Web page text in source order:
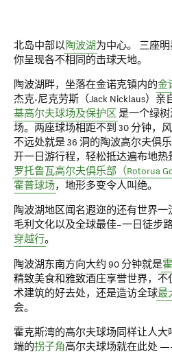
北岛中部以陶波湖为中心。 三座
你呈现各不相同的击球天地。
陶波湖畔，坐落在金诺克镇内的金
杰克•尼克劳斯（Jack Nicklaus）亲
基高尔夫球场及保护区 是一个绿
场。两座球场相距不到 30 分钟，
不远处就是 36 洞的陶波高尔夫俱
开一日游行程，轻松抵达遍布地热
罗托鲁瓦高尔夫俱乐部（Rotorua
霍普球场，地形多变令人叫绝。
陶波湖地区闻名遐迩的还有世界一
毛利文化以及全球最佳–一日徒
穿越行。
陶波湖东南方向大约 90 分钟就是
精致美食和雅致酒庄享誉世界，
术建筑的好去处，还是造访全球最
会。
霍克斯湾的高尔夫球场同样让人
端的拐子角高尔夫球场就在此处